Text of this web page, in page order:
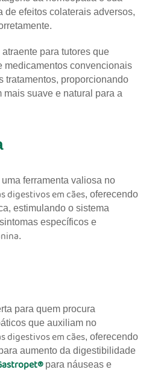
de efeitos colaterais adversos,
para tutores que
medicamentos convencionais
tratamentos, proporcionando
mais suave e natural para a
ferramenta valiosa no
digestivos em cães, oferecendo
estimulando o sistema
específicos e
.
para quem procura
que auxiliam no
digestivos em cães, oferecendo
aumento da digestibilidade
para náuseas e